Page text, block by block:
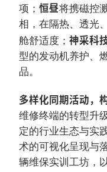
项； 恒昼将携磁控
相，在隔热、透光
舱舒适度； 神采科
型的发动机养护、
品。
多样化同期活动，
维修终端的转型升
定的行业生态与实
术的可视化呈现与
辆维保实训工坊，